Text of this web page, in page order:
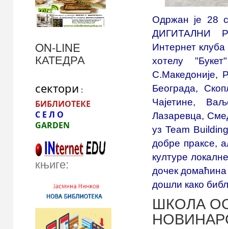
ON-LINE
КАТЕДРА
сектори :
БИБЛИОТЕКЕ
С Е Л О
GARDEN
књиге:
Одржан је 28
ДИГИТАЛНИ
Интернет
хотелу
С.Македоније,
Београда,
Чајетине,
Лазаревца,
уз Team
добре праксе,
културе
дочек
дошли како
ШКОЛА